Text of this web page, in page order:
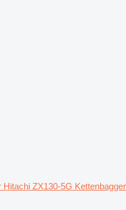
Hitachi ZX130-5G Kettenbagger